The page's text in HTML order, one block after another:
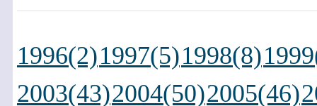
1996(2)1997(5)1998(8)
2003(43)2004(50)2005(46)